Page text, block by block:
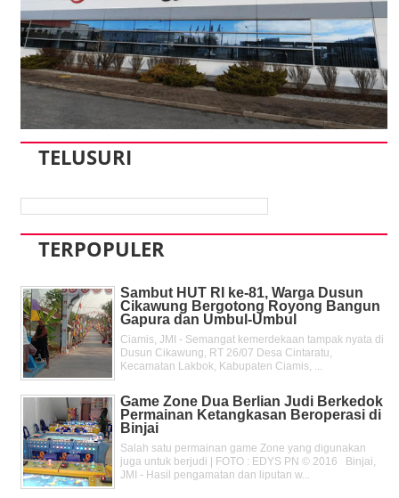
TELUSURI
TERPOPULER
Sambut HUT RI ke-81, Warga Dusun
Cikawung Bergotong Royong Bangun
Gapura dan Umbul-Umbul
Ciamis, JMI - Semangat kemerdekaan tampak nyata di
Dusun Cikawung, RT 26/07 Desa Cintaratu,
Kecamatan Lakbok, Kabupaten Ciamis, ...
Game Zone Dua Berlian Judi Berkedok
Permainan Ketangkasan Beroperasi di
Binjai
Salah satu permainan game Zone yang digunakan
juga untuk berjudi | FOTO : EDYS PN © 2016 Binjai,
JMI - Hasil pengamatan dan liputan w...